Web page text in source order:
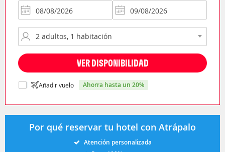
VER DISPONIBILIDAD
Añadir vuelo ahorra hasta un 20%
Por qué reservar tu hotel con Atrápalo
Atención personalizada